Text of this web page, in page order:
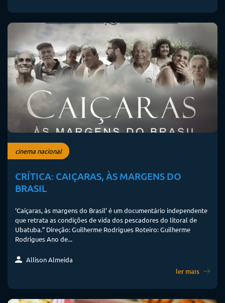
cinema nacional
CRÍTICA: CAIÇARAS, ÀS MARGENS DO
BRASIL
‘Caiçaras, às margens do Brasil’ é um documentário independente
que retrata as condições de vida dos pescadores do litoral de
Ubatuba.” Direção: Guilherme Rodrigues Roteiro: Guilherme
Rodrigues Ano de...
Allison Almeida
ler mais